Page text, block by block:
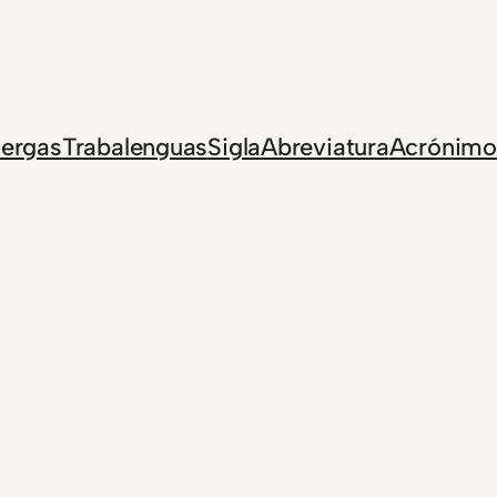
TrabalenguasSiglaAbreviaturaAcrónimo